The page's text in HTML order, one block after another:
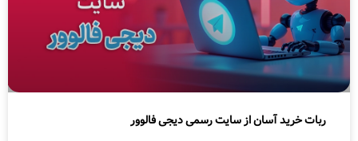
ربات خرید آسان از سایت رسمی دیجی فالوور